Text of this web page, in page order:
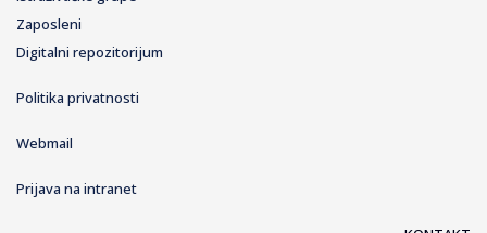
Zaposleni
Digitalni repozitorijum
Politika privatnosti
Webmail
Prijava na intranet